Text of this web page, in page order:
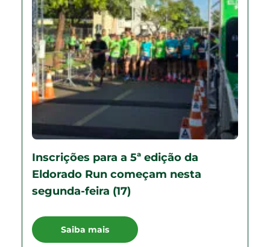
Inscrições para a 5ª edição da
Eldorado Run começam nesta
segunda-feira (17)
Saiba mais